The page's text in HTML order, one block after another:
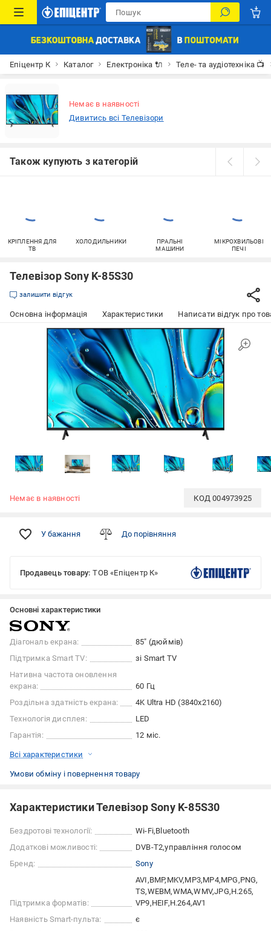
Епіцентр К Каталог Електроніка 🔌 Теле- та аудіотехніка 📺
Немає в наявності
Дивитись всі Телевізори
Також купують з категорій
КРІПЛЕННЯ ДЛЯ
ТВ
ХОЛОДИЛЬНИКИ
ПРАЛЬНІ
МАШИНИ
МІКРОХВИЛЬОВІ
ПЕЧІ
Телевізор Sony K-85S30
залишити відгук
Основна інформація Характеристики Написати відгук про
Немає в наявності КОД004973925
У бажання До порівняння
Продавець товару: ТОВ «Епіцентр К»
Основні характеристики
Діагональ екрана:
85″ (дюймів)
Підтримка Smart TV:
зі Smart TV
Нативна частота оновлення
екрана:
60 Гц
Роздільна здатність екрана:
4K Ultra HD (3840x2160)
Технологія дисплея:
LED
Гарантія:
12 міс.
Всі характеристики
Умови обміну і повернення товару
Характеристики Телевізор Sony K-85S30
Бездротові технології: Wi-Fi Bluetooth
Додаткові можливості:
DVB-T2 управління голосом
Бренд:
Sony
Підтримка форматів:
AVI BMP MKV MP3 MP4 MPG PNG
TS WEBM WMA WMV JPG H.265
VP9 HEIF H.264 AV1
Наявність Smart-пульта:
є